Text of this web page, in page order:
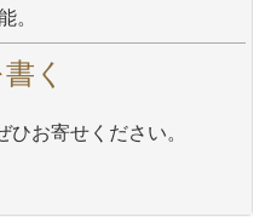
く
お寄せください。